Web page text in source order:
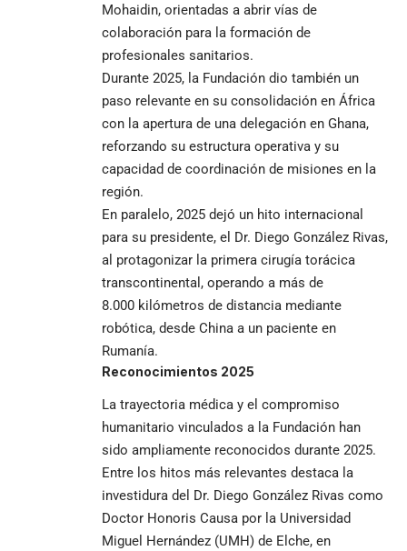
Mohaidin, orientadas a abrir vías de
colaboración para la formación de
profesionales sanitarios.
Durante 2025, la Fundación dio también un
paso relevante en su consolidación en África
con la apertura de una delegación en Ghana,
reforzando su estructura operativa y su
capacidad de coordinación de misiones en la
región.
En paralelo, 2025 dejó un hito internacional
para su presidente, el Dr. Diego González Rivas,
al protagonizar la primera cirugía torácica
transcontinental, operando a más de
8.000 kilómetros de distancia mediante
robótica, desde China a un paciente en
Rumanía.
Reconocimientos 2025
La trayectoria médica y el compromiso
humanitario vinculados a la Fundación han
sido ampliamente reconocidos durante 2025.
Entre los hitos más relevantes destaca la
investidura del Dr. Diego González Rivas como
Doctor Honoris Causa por la Universidad
Miguel Hernández (UMH) de Elche, en